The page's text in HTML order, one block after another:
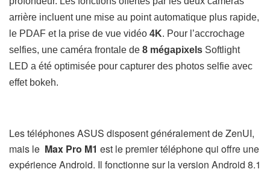
arrière incluent une mise au point automatique plus rapide,
le PDAF et la prise de vue vidéo 4K. Pour l’accrochage
selfies, une caméra frontale de 8 mégapixels Softlight
LED a été optimisée pour capturer des photos selfie avec
effet bokeh.
Les téléphones ASUS disposent généralement de ZenUI,
mais le Max Pro M1 est le premier téléphone qui offre une
expérience Android. Il fonctionne sur la version Android 8.1